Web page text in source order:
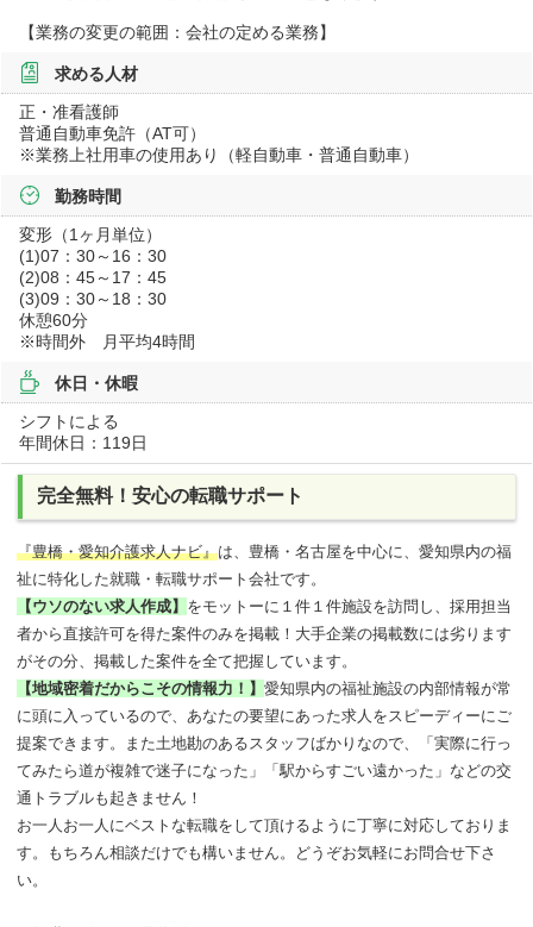
【業務の変更の範囲：会社の定める業務】
求める人材
正・准看護師
普通自動車免許（AT可）
※業務上社用車の使用あり（軽自動車・普通自動車）
勤務時間
変形（1ヶ月単位）
(1)07：30～16：30
(2)08：45～17：45
(3)09：30～18：30
休憩60分
※時間外 月平均4時間
休日・休暇
シフトによる
年間休日：119日
完全無料！安心の転職サポート
『豊橋・愛知介護求人ナビ』は、豊橋・名古屋を中心に、愛知県内の福
祉に特化した就職・転職サポート会社です。
【ウソのない求人作成】 をモットーに１件１件施設を訪問し、採用担当
者から直接許可を得た案件のみを掲載！大手企業の掲載数には劣ります
がその分、掲載した案件を全て把握しています。
【地域密着だからこその情報力！】愛知県内の福祉施設の内部情報が常
に頭に入っているので、あなたの要望にあった求人をスピーディーにご
提案できます。また土地勘のあるスタッフばかりなので、「実際に行っ
てみたら道が複雑で迷子になった」「駅からすごい遠かった」などの交
通トラブルも起きません！
お一人お一人にベストな転職をして頂けるように丁寧に対応しておりま
す。もちろん相談だけでも構いません。どうぞお気軽にお問合せ下さ
い。